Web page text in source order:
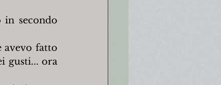
in secondo
avevo fatto
gusti... ora